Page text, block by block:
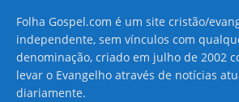
Folha Gospel.com é um site cristão/
independente, sem vínculos com
denominação, criado em julho de 2002
levar o Evangelho através de notícias
diariamente.